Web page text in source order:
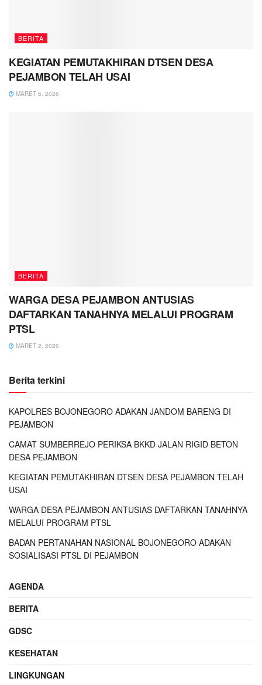
BERITA
KEGIATAN PEMUTAKHIRAN DTSEN DESA
PEJAMBON TELAH USAI
MARET 6, 2026
BERITA
WARGA DESA PEJAMBON ANTUSIAS
DAFTARKAN TANAHNYA MELALUI PROGRAM
PTSL
MARET 2, 2026
Berita terkini
KAPOLRES BOJONEGORO ADAKAN JANDOM BARENG DI
PEJAMBON
CAMAT SUMBERREJO PERIKSA BKKD JALAN RIGID BETON
DESA PEJAMBON
KEGIATAN PEMUTAKHIRAN DTSEN DESA PEJAMBON TELAH
USAI
WARGA DESA PEJAMBON ANTUSIAS DAFTARKAN TANAHNYA
MELALUI PROGRAM PTSL
BADAN PERTANAHAN NASIONAL BOJONEGORO ADAKAN
SOSIALISASI PTSL DI PEJAMBON
AGENDA
BERITA
GDSC
KESEHATAN
LINGKUNGAN